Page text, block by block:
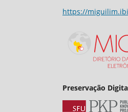
https://
Preservação